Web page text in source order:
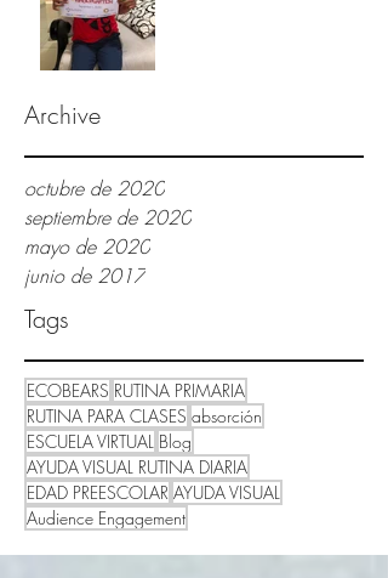
Archive
octubre de 2020
septiembre de 2020
mayo de 2020
junio de 2017
Tags
ECOBEARS RUTINA PRIMARIA
RUTINA PARA CLASES absorción
ESCUELA VIRTUAL Blog
AYUDA VISUAL RUTINA DIARIA
EDAD PREESCOLAR AYUDA VISUAL
Audience Engagement